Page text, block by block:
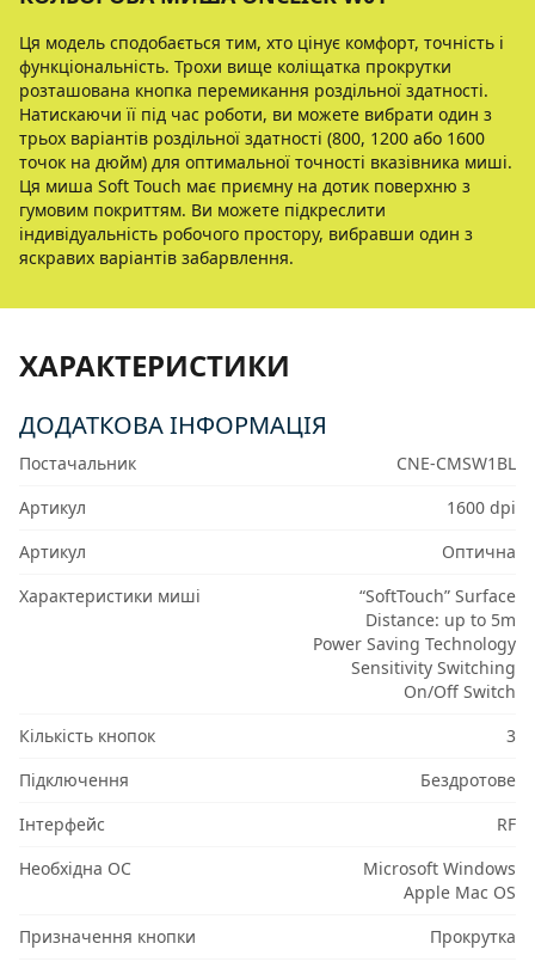
Ця модель сподобається тим, хто цінує комфорт, точність і
функціональність. Трохи вище коліщатка прокрутки
розташована кнопка перемикання роздільної здатності.
Натискаючи її під час роботи, ви можете вибрати один з
трьох варіантів роздільної здатності (800, 1200 або 1600
точок на дюйм) для оптимальної точності вказівника миші.
Ця миша Soft Touch має приємну на дотик поверхню з
гумовим покриттям. Ви можете підкреслити
індивідуальність робочого простору, вибравши один з
яскравих варіантів забарвлення.
ХАРАКТЕРИСТИКИ
ДОДАТКОВА ІНФОРМАЦІЯ
Постачальник
CNE-CMSW1BL
Артикул
1600 dpi
Артикул
Оптична
Характеристики миші
“SoftTouch” Surface
Distance: up to 5m
Power Saving Technology
Sensitivity Switching
On/Off Switch
Кількість кнопок
3
Підключення
Бездротове
Інтерфейс
RF
Необхідна ОС
Microsoft Windows
Apple Mac OS
Призначення кнопки
Прокрутка